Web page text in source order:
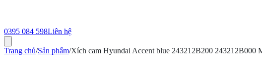
0395 084 598Liên hệ
Trang chủ/Sản phẩm/Xích cam Hyundai Accent blue 243212B200 243212B000